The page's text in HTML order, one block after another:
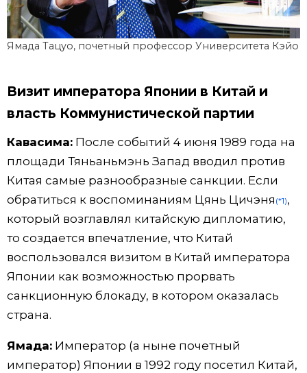
Ямада Тацуо, почетный профессор Университета Кэйо
Визит императора Японии в Китай и
власть Коммунистической партии
Кавасима:После событий 4 июня 1989 года на
площади Тяньаньмэнь Запад вводил против
Китая самые разнообразные санкции. Если
обратиться к воспоминаниям Цянь Цичэня (*1),
который возглавлял китайскую дипломатию,
то создается впечатление, что Китай
воспользовался визитом в Китай императора
Японии как возможностью прорвать
санкционную блокаду, в котором оказалась
страна.
Ямада:Император (а ныне почетный
император) Японии в 1992 году посетил Китай,